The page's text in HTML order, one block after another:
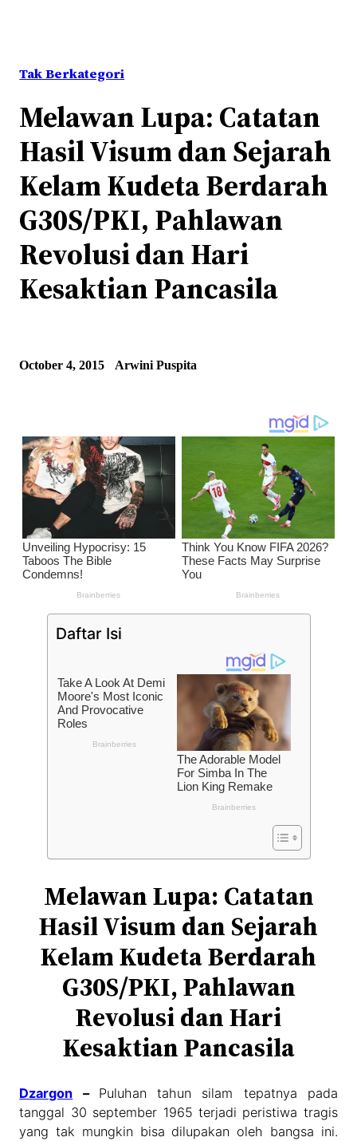
Tak Berkategori
Melawan Lupa: Catatan
Hasil Visum dan Sejarah
Kelam Kudeta Berdarah
G30S/PKI, Pahlawan
Revolusi dan Hari
Kesaktian Pancasila
October 4, 2015 Arwini Puspita
Daftar Isi
Melawan Lupa: Catatan
Hasil Visum dan Sejarah
Kelam Kudeta Berdarah
G30S/PKI, Pahlawan
Revolusi dan Hari
Kesaktian Pancasila
Dzargon – Puluhan tahun silam tepatnya pada
tanggal 30 september 1965 terjadi peristiwa tragis
yang tak mungkin bisa dilupakan oleh bangsa ini.